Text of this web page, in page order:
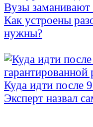
Вузы заманивают
Как устроены
нужны?
Куда идти после
Эксперт назвал